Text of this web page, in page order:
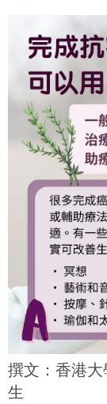
撰文：香港
生